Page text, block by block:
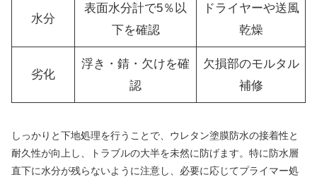
水分
表面水分計で5％以
下を確認
ドライヤーや送風
乾燥
劣化
浮き・錆・欠けを確
認
欠損部のモルタル
補修
しっかりと下地処理を行うことで、ウレタン塗膜防水の接着性と
耐久性が向上し、トラブルの大半を未然に防げます。特に防水層
直下に水分が残らないように注意し、必要に応じてプライマー処